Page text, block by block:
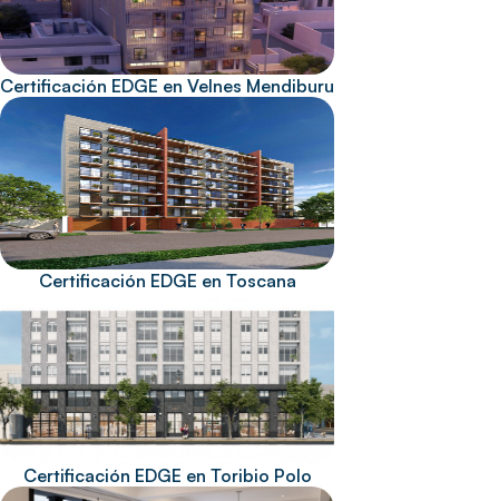
Certificación EDGE en Velnes Mendiburu
Certificación EDGE en Toscana
Certificación EDGE en Toribio Polo